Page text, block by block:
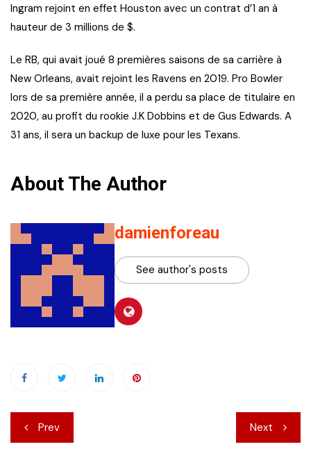
Ingram rejoint en effet Houston avec un contrat d’1 an à
hauteur de 3 millions de $.
Le RB, qui avait joué 8 premières saisons de sa carrière à
New Orleans, avait rejoint les Ravens en 2019. Pro Bowler
lors de sa première année, il a perdu sa place de titulaire en
2020, au profit du rookie J.K Dobbins et de Gus Edwards. A
31 ans, il sera un backup de luxe pour les Texans.
About The Author
damienforeau
See author's posts
Navigation
Prev Next